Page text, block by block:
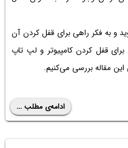
و به فکر راهی برای قفل کردن آن
قفل کردن کامپیوتر و لپ تاپ
این مقاله بررسی می‌کنیم.
ادامه‌ی مطلب ...